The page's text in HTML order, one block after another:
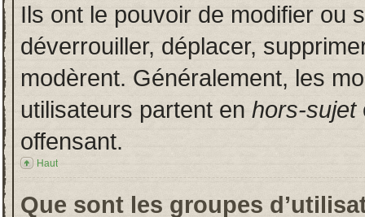
Ils ont le pouvoir de modifier ou
déverrouiller, déplacer,
modèrent. Généralement, les
utilisateurs partent en hors-sujet
offensant.
Haut
Que sont les groupes